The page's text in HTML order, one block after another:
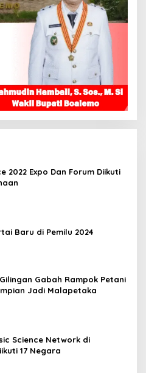
2022 Expo Dan Forum Diikuti
Baru di Pemilu 2024
Gabah Rampok Petani
Jadi Malapetaka
Science Network di
17 Negara